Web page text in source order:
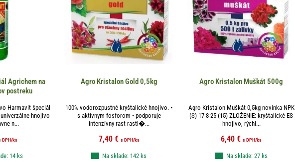
Agrichem na
postreku
Harmavit špeciál
hnojivo
n...
DPH/ks
14 ks
Agro Kristalon Gold 0,5kg
100% vodorozpustné kryštalické hnojivo. •
s aktívnym fosforom • podporuje
intenzívny rast rastl�...
7,40 € s DPH/ks
Na sklade: 142 ks
Agro Kristalon Muškát 500g
Agro Kristalon Muškát 0,5kg novinka NPK
(S) 17-8-25 (15) ZLOŽENIE: kryštalické ES
hnojivo, rýchl...
6,40 € s DPH/ks
Na sklade: 27 ks